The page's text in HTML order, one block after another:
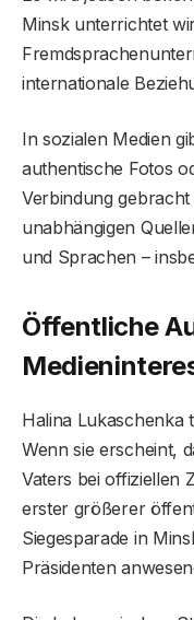
Minsk unterrichtet
internationale
In sozialen Medien
authentische Fotos
Verbindung
unabhängigen
und Sprachen –
Öffentliche
Halina Lukaschenka
Wenn sie erscheint,
Vaters bei offiziellen
erster größerer
Siegesparade in
Präsidenten